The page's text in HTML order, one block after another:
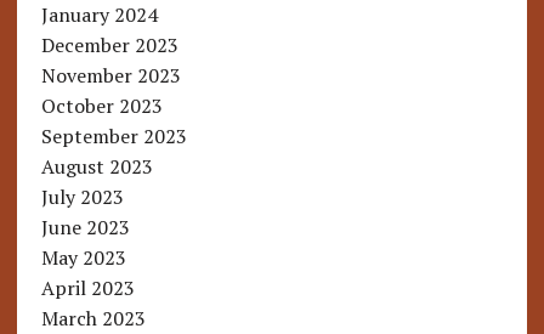
January 2024
December 2023
November 2023
October 2023
September 2023
August 2023
July 2023
June 2023
May 2023
April 2023
March 2023